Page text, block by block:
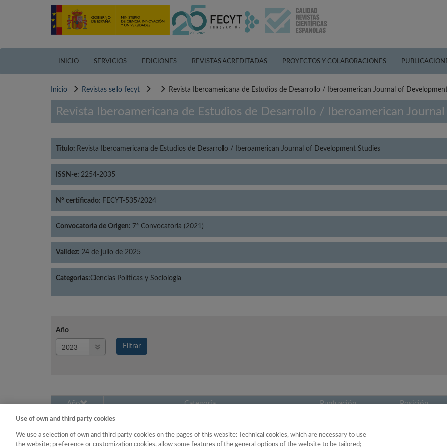
INICIO SERVICIOS EDICIONES REVISTAS ACREDITADAS PROYECTOS Y COLABORACIONES
Inicio Revistas sello fecyt Revista Iberoamericana de Estudios de Desarrollo / Iberoamerican Journal of
Revista Iberoamericana de Estudios de Desarrollo / Iberoamerican
Título: Revista Iberoamericana de Estudios de Desarrollo / Iberoamerican Journal of Development Studies
ISSN-e: 2254-2035
Nº certificado: FECYT-535/2024
Convocatoria de Origen: 7ª Convocatoria (2021)
Validez: 24 de julio de 2025
Categorías:Ciencias Políticas y Sociología
Año
Filtrar
Año Categoría Puntuación Posición
2023
Use of own and third party cookies
We use a selection of own and third party cookies on the pages of this website: Technical cookies, which are necessary to use
the website; preference or customization cookies, allow some features of the general options of the website to be tailored;